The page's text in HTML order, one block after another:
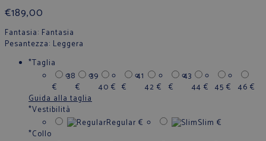
€189,00
Fantasia: Fantasia
Pesantezza: Leggera
*Taglia
38
€
39
€
40 €
41
€
42 €
43
€
44 € 45 € 46 €
Guida alla taglia
*Vestibilità
Regular € Slim €
*Collo